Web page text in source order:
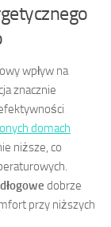
wpływ na
znacznie
domach
niższe, co
dobrze
przy niższych